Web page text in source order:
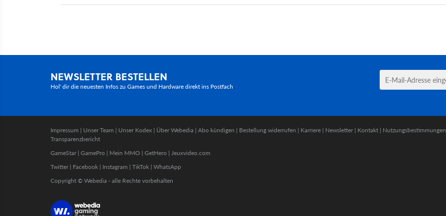
NEWSLETTER BESTELLEN
Hol' dir die neuesten Infos zu Games und Hardware direkt ins Postfach
Impressum | Unser Team | Unser Kodex | Über Webedia | Abo kündigen | Bestellung widerrufen | Karriere | Newsletter | Kontakt | Nutzungsbestimmungen
Transparenzbericht
GameStar | GamePro | Mein MMO | GetHero | Jeuxvideo.com
Twitter | Facebook | Instagram | TikTok | WhatsApp
Copyright © Webedia - alle Rechte vorbehalten